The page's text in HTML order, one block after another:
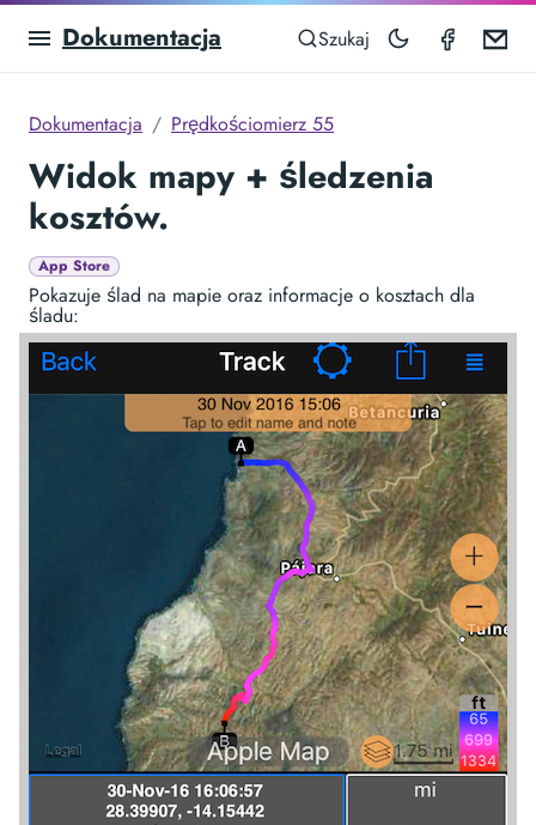
Dokumentacja Szukaj
Dokumentacja Prędkościomierz 55
Widok mapy + śledzenia
kosztów.
App Store
Pokazuje ślad na mapie oraz informacje o kosztach dla
śladu: